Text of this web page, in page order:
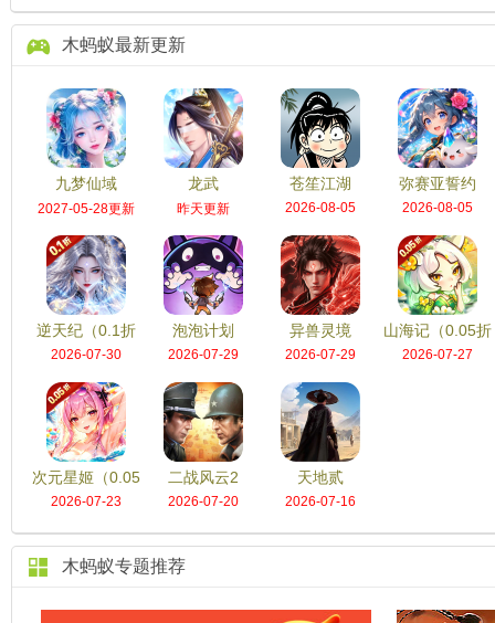
木蚂蚁最新更新
九梦仙域
2027-05-28更新
龙武
昨天更新
苍笙江湖
2026-08-05
弥赛亚誓约
2026-08-05
逆天纪（0.1折
千抽豪礼）
2026-07-30
泡泡计划
2026-07-29
异兽灵境
2026-07-29
山海记（0.05折
我的刀盾）
2026-07-27
次元星姬（0.05
折满星计划）
2026-07-23
二战风云2
2026-07-20
天地贰
2026-07-16
木蚂蚁专题推荐